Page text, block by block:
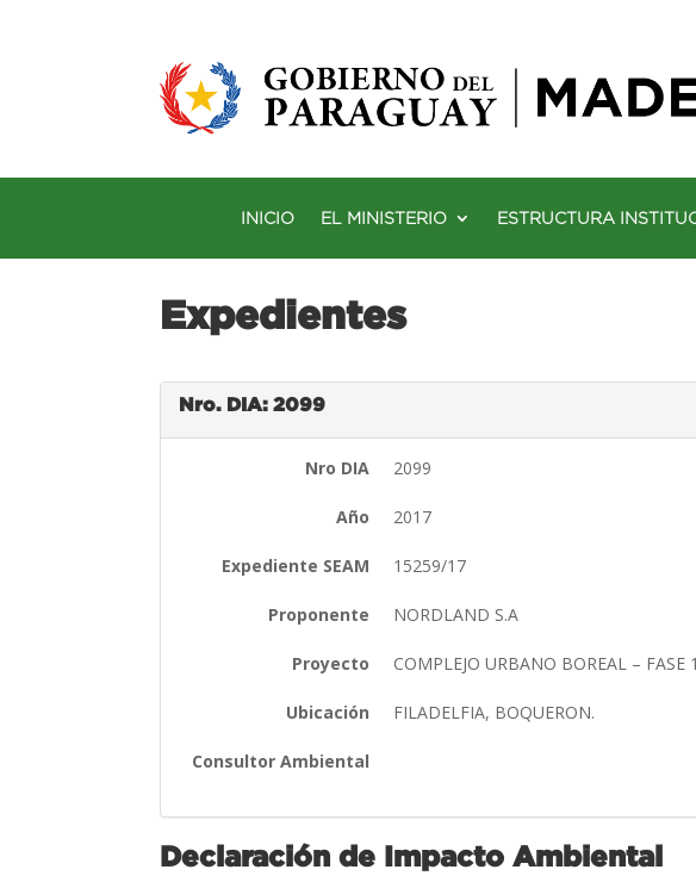
INICIO EL MINISTERIO ESTRUCTURA
Expedientes
Nro. DIA: 2099
Nro DIA 2099
Año 2017
Expediente SEAM 15259/17
Proponente NORDLAND S.A
Proyecto COMPLEJO URBANO BOREAL – FASE 1
Ubicación FILADELFIA, BOQUERON.
Consultor Ambiental
Declaración de Impacto Ambiental